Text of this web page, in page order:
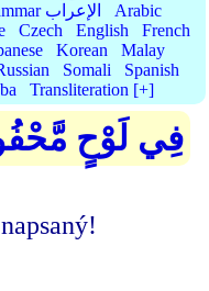
Grammar الإعراب
Arabic
Czech English
French
Korean
Malay
Somali
Spanish
Transliteration [+]
فِي لَوْحٍ